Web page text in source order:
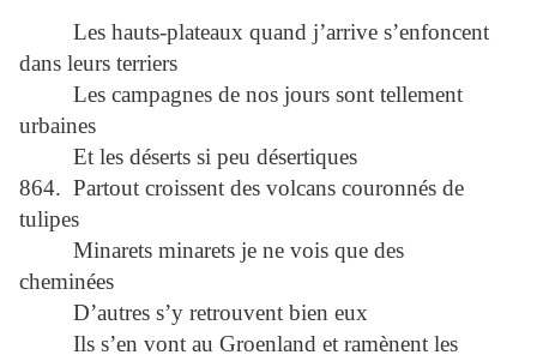
Les hauts-plateaux quand j’arrive s’enfoncent
dans leurs terriers
Les campagnes de nos jours sont tellement
urbaines
Et les déserts si peu désertiques
864. Partout croissent des volcans couronnés de
tulipes
Minarets minarets je ne vois que des
cheminées
D’autres s’y retrouvent bien eux
Ils s’en vont au Groenland et ramènent les